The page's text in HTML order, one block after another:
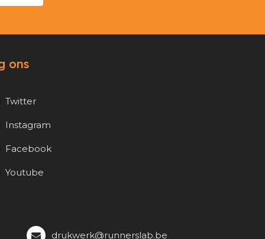
ons
Twitter
Instagram
Facebook
Youtube
drukwerk@runnerslab.be